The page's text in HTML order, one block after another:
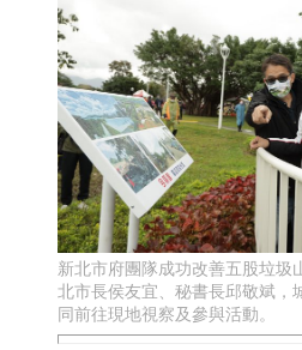
新北市府團隊成功改善五股垃圾
北市長侯友宜、秘書長邱敬斌，
同前往現地視察及參與活動。